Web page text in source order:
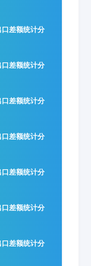
差额统计分
差额统计分
差额统计分
差额统计分
差额统计分
差额统计分
差额统计分